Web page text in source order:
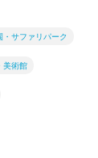
サファリパーク
美術館